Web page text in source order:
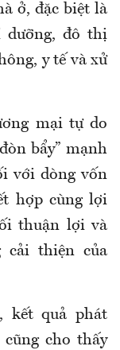
ở, đặc biệt là
dưỡng, đô thị
y tế và xử
mại tự do
bẩy” mạnh
với dòng vốn
hợp cùng lợi
thuận lợi và
cải thiện của
kết quả phát
cho thấy